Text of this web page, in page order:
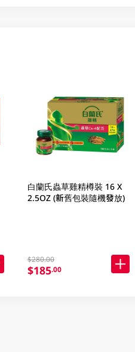
白蘭氏蟲草雞精樽裝 16 X
2.5OZ (新舊包裝隨機發放)
$280.00
$185.00